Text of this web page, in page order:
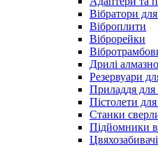
Вібратори
Віброплити
Віброрейки
Дрилі
Резервуари
Приладдя для
Пістолети
Станки
Підйомники
Цвяхозабивачі